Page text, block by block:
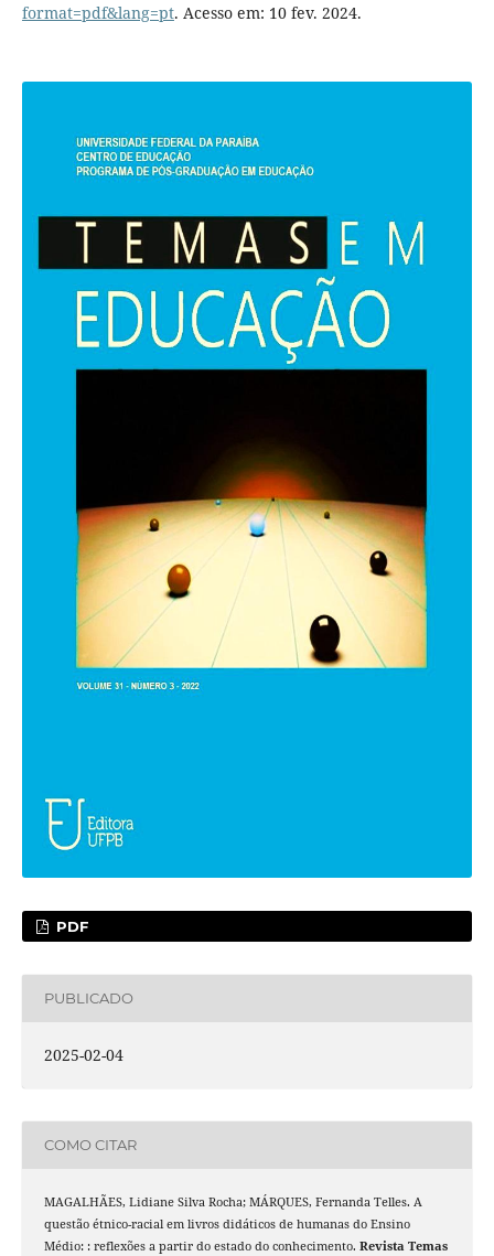
format=pdf&lang=pt. Acesso em: 10 fev. 2024.
PDF
PUBLICADO
2025-02-04
COMO CITAR
MAGALHÃES, Lidiane Silva Rocha; MÁRQUES, Fernanda Telles. A
questão étnico-racial em livros didáticos de humanas do Ensino
Médio: : reflexões a partir do estado do conhecimento. Revista Temas